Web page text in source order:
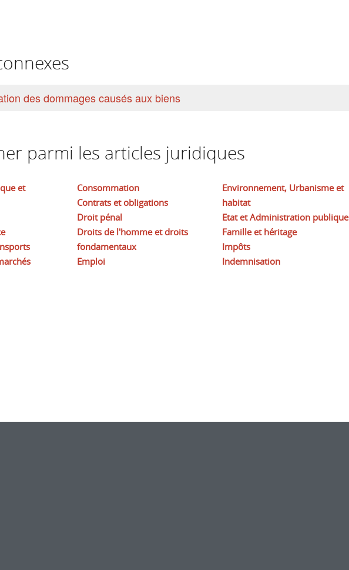
des dommages causés aux biens
parmi les articles juridiques
et
Consommation
Contrats et obligations
Droit pénal
Droits de l'homme et droits
fondamentaux
Emploi
Environnement, Urbanisme et
habitat
Etat et Administration publique
Famille et héritage
Impôts
Indemnisation